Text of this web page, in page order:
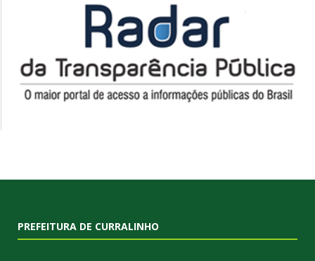
PREFEITURA DE CURRALINHO